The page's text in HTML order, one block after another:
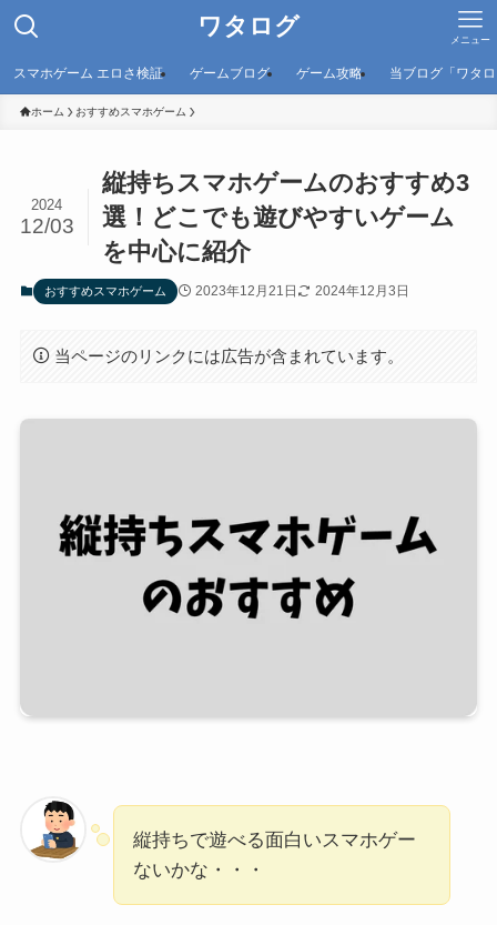
ワタログ メニュー
スマホゲーム エロさ検証 ゲームブログ ゲーム攻略 当ブログ「ワタ
ホーム おすすめスマホゲーム
縦持ちスマホゲームのおすすめ3
選！どこでも遊びやすいゲーム
を中心に紹介
2024
12/03
おすすめスマホゲーム 2023年12月21日 2024年12月3日
当ページのリンクには広告が含まれています。
縦持ちで遊べる面白いスマホゲー
ないかな・・・